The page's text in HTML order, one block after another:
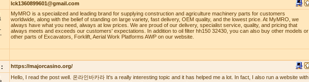
lck1360899601@gmail.com
MyMRO is a specialized and leading brand for supplying construction and agriculture machinery parts for customers
worldwide, along with the belief of standing on large variety, fast delivery, OEM quality, and the lowest price. At MyMRO, we
always have what you need, always at low prices. We are proud of our delivery, specialist service, quality, and pricing that
always meets and exceeds our customers' expectations. In addition to oil filter hh150 32430, you can also buy other models or
other parts of Excavators, Forklift, Aerial Work Platforms AWP on our website.
https://majorcasino.org/
Hello, I read the post well. 온라인바카라 It's a really interesting topic and it has helped me a lot. In fact, I also run a website with